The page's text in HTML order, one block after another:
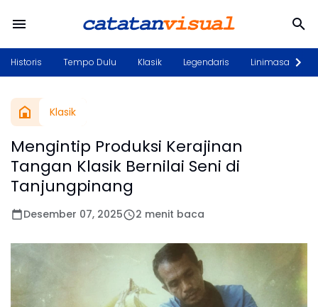
Historis Tempo Dulu Klasik Legendaris Linimasa
Klasik
Mengintip Produksi Kerajinan
Tangan Klasik Bernilai Seni di
Tanjungpinang
Desember 07, 2025 2 menit baca